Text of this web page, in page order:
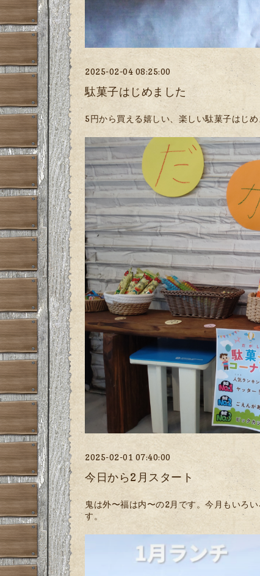
2025-02-04 08:25:00
駄菓子はじめました
5円から買える嬉しい、楽しい駄菓子はじ
2025-02-01 07:40:00
今日から2月スタート
鬼は外〜福は内〜の2月です。今月もいろ
す。